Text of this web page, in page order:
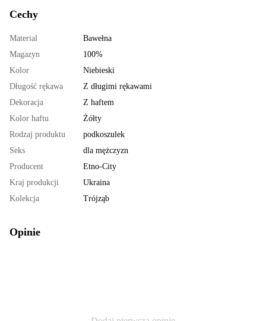
Cechy
Material
Bawełna
Magazyn
100%
Kolor
Niebieski
Długość rękawa
Z długimi rękawami
Dekoracja
Z haftem
Kolor haftu
Żółty
Rodzaj produktu
podkoszulek
Seks
dla mężczyzn
Producent
Etno-City
Kraj produkcji
Ukraina
Kolekcja
Trójząb
Opinie